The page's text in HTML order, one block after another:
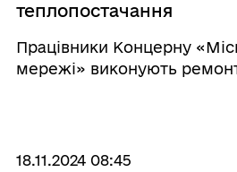
теплопостачання
Працівники Концерну
мережі» виконують
18.11.2024 08:45